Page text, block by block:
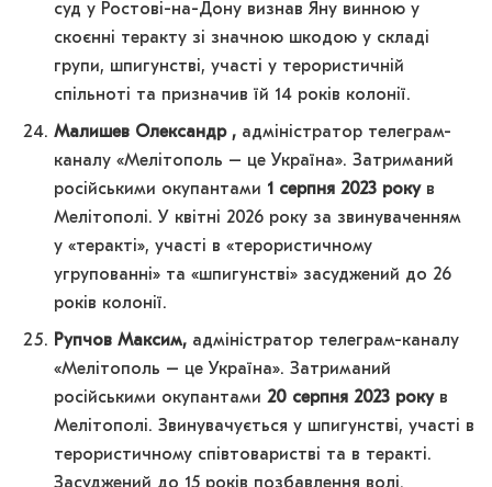
суд у Ростові-на-Дону визнав Яну винною у
скоєнні теракту зі значною шкодою у складі
групи, шпигунстві, участі у терористичній
спільноті та призначив їй 14 років колонії.
Малишев Олександр , адміністратор телеграм-
каналу «Мелітополь – це Україна». Затриманий
російськими окупантами 1 серпня 2023 рокув
Мелітополі. У квітні 2026 року за звинуваченням
у «теракті», участі в «терористичному
угрупованні» та «шпигунстві» засуджений до 26
років колонії.
Рупчов Максим, адміністратор телеграм-каналу
«Мелітополь – це Україна». Затриманий
російськими окупантами20 серпня 2023 рокув
Мелітополі. Звинувачується у шпигунстві, участі в
терористичному співтоваристві та в теракті.